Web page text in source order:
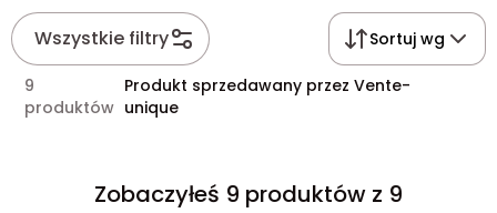
Wszystkie filtry Sortuj wg
9
produktów
Produkt sprzedawany przez Vente-
unique
Zobaczyłeś 9 produktów z 9